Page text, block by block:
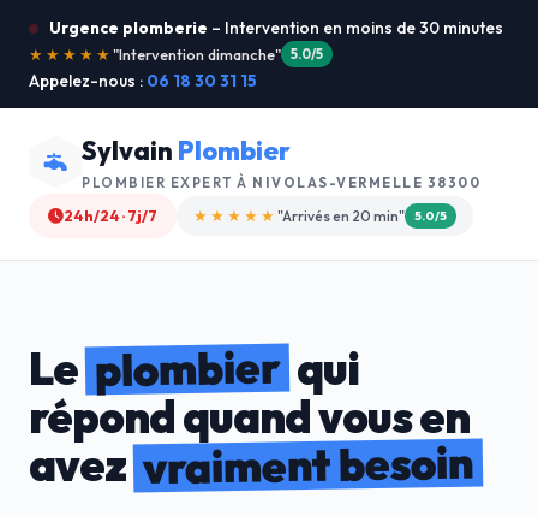
Urgence plomberie – Intervention en moins de 30 minutes
★★★★★"Service ultra rapide !" 5.0/5
Appelez-nous : 06 18 30 31 15
Sylvain Plombier
PLOMBIER EXPERT À NIVOLAS-VERMELLE 38300
24h/24 · 7j/7 ★★★★☆ "Devis gratuit" 4.8/5
Leplombierqui
répond quand vous en
avezvraiment besoin